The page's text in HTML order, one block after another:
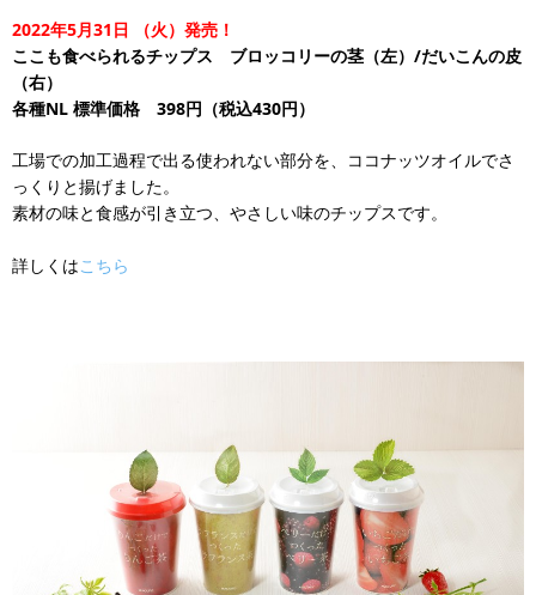
2022年5月31日
（火）発売！
ここも食べられるチップス ブロッコリーの茎（左）/だいこんの皮
（右）
各種NL 標準価格 398円（税込430円）
工場での加工過程で出る使われない部分を、ココナッツオイルでさ
っくりと揚げました。
素材の味と食感が引き立つ、やさしい味のチップスです。
詳しくはこちら